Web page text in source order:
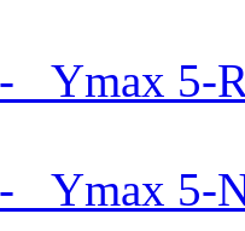
Ymax 5-
Ymax 5-